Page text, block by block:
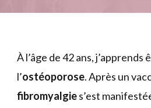
À l’âge de 42 ans,
l’ostéoporose. Après un
fibromyalgies’est